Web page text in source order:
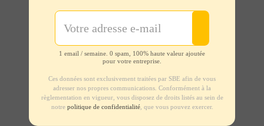
1 email / semaine. 0 spam, 100% haute valeur ajoutée
pour votre entreprise.
Ces données sont exclusivement traitées par SBE afin de vous
adresser nos propres communications. Conformément à la
règlementation en vigueur, vous disposez de droits listés au sein de
notre politique de confidentialité, que vous pouvez exercer.